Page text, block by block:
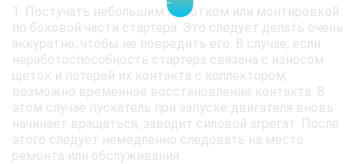
Постучать небольшим молотком или монтировкой
по боковой части стартера. Это следует делать очень
аккуратно, чтобы не повредить его. В случае, если
неработоспособность стартера связана с износом
щеток и потерей их контакта с коллектором,
возможно временное восстановление контакта. В
этом случае пускатель при запуске двигателя вновь
начинает вращаться, заводит силовой агрегат. После
этого следует немедленно следовать на место
ремонта или обслуживания.